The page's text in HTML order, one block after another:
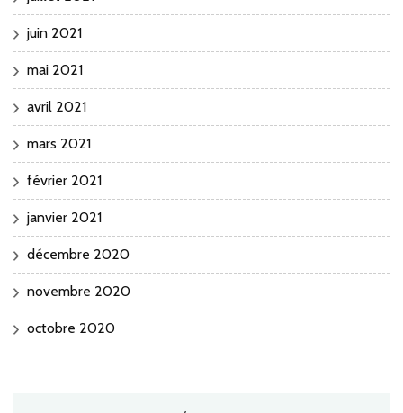
juin 2021
mai 2021
avril 2021
mars 2021
février 2021
janvier 2021
décembre 2020
novembre 2020
octobre 2020